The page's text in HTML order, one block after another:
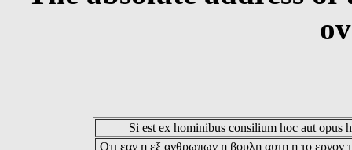
Si est ex hominibus consilium hoc aut opus
Οτι εαν η εξ ανθρωπων η βουλη αυτη η το εργον